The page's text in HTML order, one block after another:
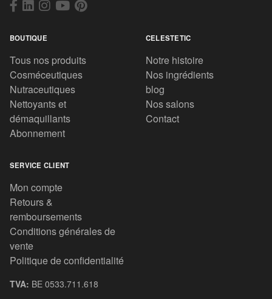
BOUTIQUE
Tous nos produits
Cosméceutiques
Nutraceutiques
Nettoyants et
démaquillants
Abonnement
CELESTETIC
Notre histoire
Nos ingrédients
blog
Nos salons
Contact
SERVICE CLIENT
Mon compte
Retours &
remboursements
Conditions générales de
vente
Politique de confidentialité
TVA: BE 0533.711.618